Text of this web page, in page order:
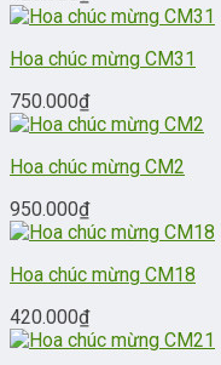
Hoa chúc mừng CM31
750.000₫
Hoa chúc mừng CM2
950.000₫
Hoa chúc mừng CM18
420.000₫